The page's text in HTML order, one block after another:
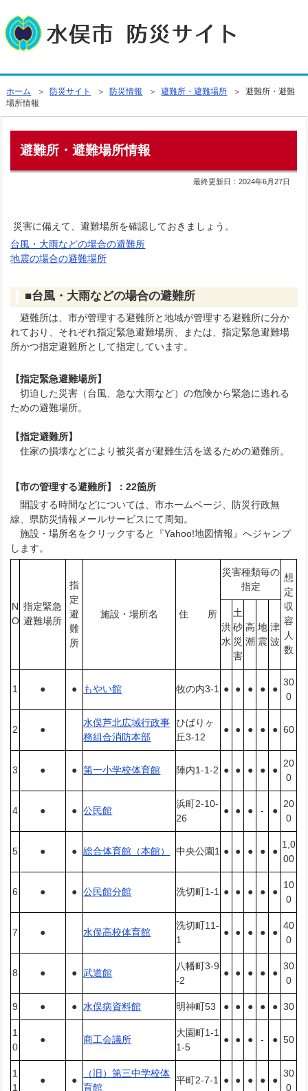
ホーム ＞ 防災サイト ＞ 防災情報 ＞避難所・避難場所 ＞ 避難所・避難
場所情報
避難所・避難場所情報
最終更新日：2024年6月27日
災害に備えて、避難場所を確認しておきましょう。
台風・大雨などの場合の避難所
地震の場合の避難場所
■台風・大雨などの場合の避難所
避難所は、市が管理する避難所と地域が管理する避難所に分か
れており、それぞれ指定緊急避難場所、または、指定緊急避難場
所かつ指定避難所として指定しています。
【指定緊急避難場所】
切迫した災害（台風、急な大雨など）の危険から緊急に逃れる
ための避難場所。
【指定避難所】
住家の損壊などにより被災者が避難生活を送るための避難所。
【市の管理する避難所】：22箇所
開設する時間などについては、市ホームページ、防災行政無
線、県防災情報メールサービスにて周知。
施設・場所名をクリックすると『Yahoo!地図情報』へジャンプ
します。
N
O
指定緊急
避難場所
指
定
避
難
所
施設・場所名 住 所
災害種類毎の
指定
想
定
収
容
人
数
洪
水
土
砂
災
害
高
潮
地
震
津
波
1 ● ● もやい館 牧の内3-1 ● ● ● ● ●
30
0
2 ●
水俣芦北広域行政事
務組合消防本部
ひばりヶ
丘3-12
● ● ● ● ● 60
3 ● ● 第一小学校体育館 陣内1-1-2 ● ● ● ● ●
20
0
4 ● ● 公民館
浜町2-10-
26
● ● ● - ●
20
0
5 ● ● 総合体育館（本館） 中央公園1 ● ● ● ● ●
1,0
00
6 ● ● 公民館分館 洗切町1-1 ● ● ● ● ●
10
0
7 ● 水俣高校体育館
洗切町11-
1
● ● ● ● ●
40
0
8 ● ● 武道館
八幡町3-9
-2
● ● ● ● ●
30
0
9 ● ● 水俣病資料館 明神町53 ● ● ● ● ● 30
1
0
● 商工会議所
大園町1-1
1-5
● ● ● - ● 50
1
1
● ●
（旧）第三中学校体
育館
平町2-7-1 ● ● ● ● ●
30
0